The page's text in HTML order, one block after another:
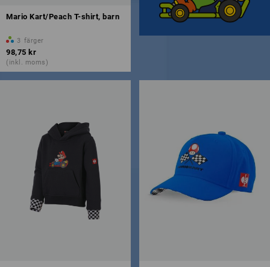
Mario Kart/Peach T-shirt, barn
3 färger
98,75 kr
(inkl. moms)